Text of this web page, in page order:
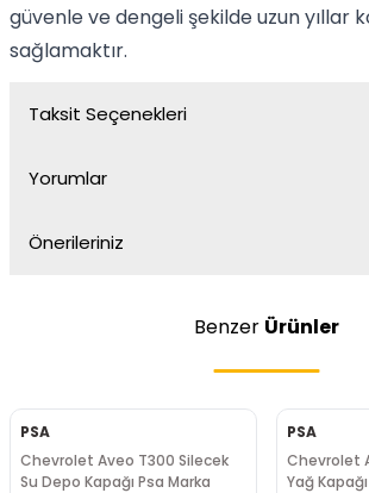
güvenle ve dengeli şekilde uzun yıllar
sağlamaktır.
Taksit Seçenekleri
Yorumlar
Önerileriniz
Benzer Ürünler
PSA
Chevrolet Aveo T300 Silecek
Su Depo Kapağı Psa Marka
PSA
Chevrolet
Yağ